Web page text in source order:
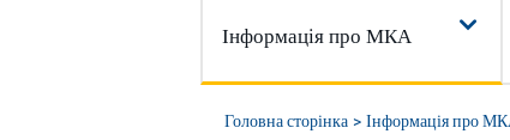
Інформація про МКА
Головна сторінка Інформація про